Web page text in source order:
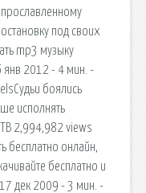
под своих
mp3 музыку
янв 2012 - 4 мин. -
боялись
исполнять
2,994,982 views
бесплатно онлайн,
бесплатно и
дек 2009 - 3 мин. -